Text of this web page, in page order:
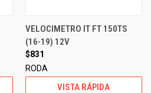
VELOCIMETRO IT FT 150TS
(16-19) 12V
$831
RODA
VISTA RÁPIDA